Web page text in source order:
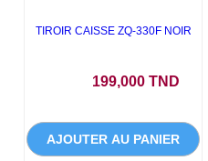
TIROIR CAISSE ZQ-330F NOIR
199,000 TND
AJOUTER AU PANIER